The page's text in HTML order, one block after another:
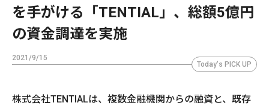
を手がける「TENTIAL」、総額5億円
の資金調達を実施
2021/9/15
Today's PICK UP
株式会社TENTIALは、複数金融機関からの融資と、既存